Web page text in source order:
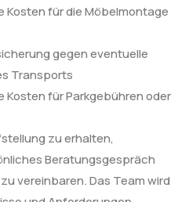
Kosten für die Möbelmontage
gegen eventuelle
Transports
Kosten für Parkgebühren oder
zu erhalten,
Beratungsgespräch
vereinbaren. Das Team wird